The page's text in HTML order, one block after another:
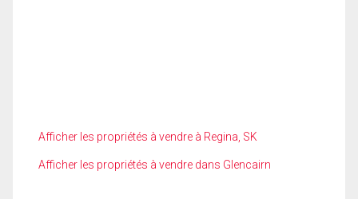
Afficher les propriétés à vendre à Regina, SK
Afficher les propriétés à vendre dans Glencairn